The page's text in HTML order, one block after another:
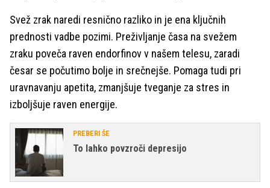
Svež zrak naredi resnično razliko in je ena ključnih
prednosti vadbe pozimi. Preživljanje časa na svežem
zraku poveča raven endorfinov v našem telesu, zaradi
česar se počutimo bolje in srečnejše. Pomaga tudi pri
uravnavanju apetita, zmanjšuje tveganje za stres in
izboljšuje raven energije.
PREBERI ŠE
To lahko povzroči depresijo